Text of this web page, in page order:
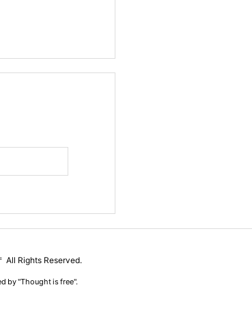
All Rights Reserved.
by "Thought is free".